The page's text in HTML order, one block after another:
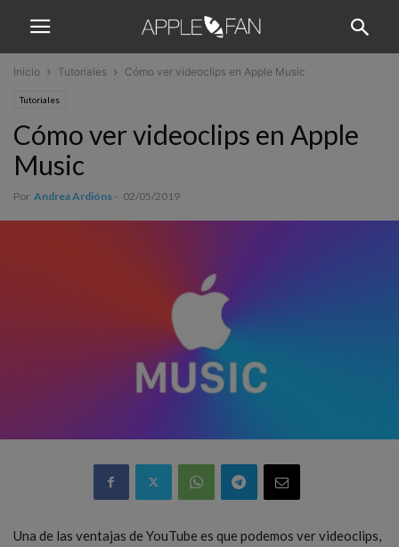
Inicio Tutoriales Cómo ver videoclips en Apple Music
Tutoriales
Cómo ver videoclips en Apple
Music
Por Andrea Ardións - 02/05/2019
Una de las ventajas de YouTube es que podemos ver videoclips,